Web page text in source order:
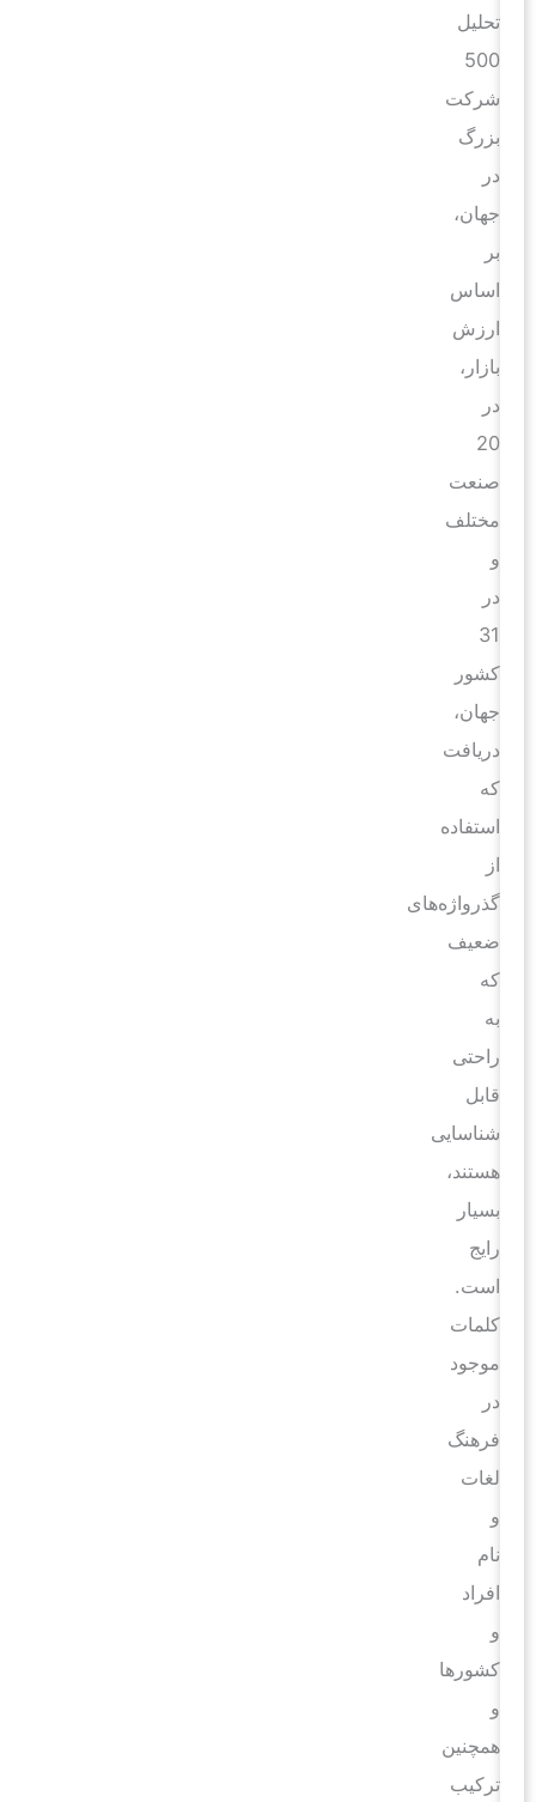
تحلیل
500
شرکت
بزرگ
جهان،
اساس
ارزش
بازار،
صنعت
مختلف
کشور
جهان،
دریافت
استفاده
گذرواژه‌های
ضعیف
راحتی
قابل
شناسایی
هستند،
بسیار
رایج
است.
کلمات
موجود
فرهنگ
لغات
افراد
کشورها
همچنین
ترکیب